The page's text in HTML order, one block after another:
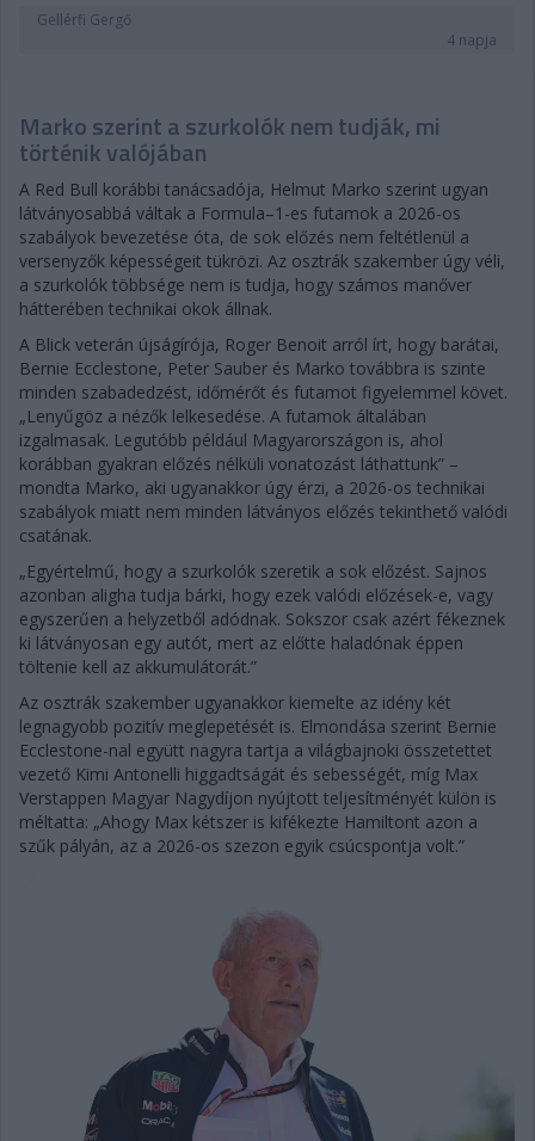
Gellérfi Gergő
4 napja
Marko szerint a szurkolók nem tudják, mi
történik valójában
A Red Bull korábbi tanácsadója, Helmut Marko szerint ugyan
látványosabbá váltak a Formula–1-es futamok a 2026-os
szabályok bevezetése óta, de sok előzés nem feltétlenül a
versenyzők képességeit tükrözi. Az osztrák szakember úgy véli,
a szurkolók többsége nem is tudja, hogy számos manőver
hátterében technikai okok állnak.
A Blick veterán újságírója, Roger Benoit arról írt, hogy barátai,
Bernie Ecclestone, Peter Sauber és Marko továbbra is szinte
minden szabadedzést, időmérőt és futamot figyelemmel követ.
„Lenyűgöz a nézők lelkesedése. A futamok általában
izgalmasak. Legutóbb például Magyarországon is, ahol
korábban gyakran előzés nélküli vonatozást láthattunk” –
mondta Marko, aki ugyanakkor úgy érzi, a 2026-os technikai
szabályok miatt nem minden látványos előzés tekinthető valódi
csatának.
„Egyértelmű, hogy a szurkolók szeretik a sok előzést. Sajnos
azonban aligha tudja bárki, hogy ezek valódi előzések-e, vagy
egyszerűen a helyzetből adódnak. Sokszor csak azért fékeznek
ki látványosan egy autót, mert az előtte haladónak éppen
töltenie kell az akkumulátorát.”
Az osztrák szakember ugyanakkor kiemelte az idény két
legnagyobb pozitív meglepetését is. Elmondása szerint Bernie
Ecclestone-nal együtt nagyra tartja a világbajnoki összetettet
vezető Kimi Antonelli higgadtságát és sebességét, míg Max
Verstappen Magyar Nagydíjon nyújtott teljesítményét külön is
méltatta: „Ahogy Max kétszer is kifékezte Hamiltont azon a
szűk pályán, az a 2026-os szezon egyik csúcspontja volt.”